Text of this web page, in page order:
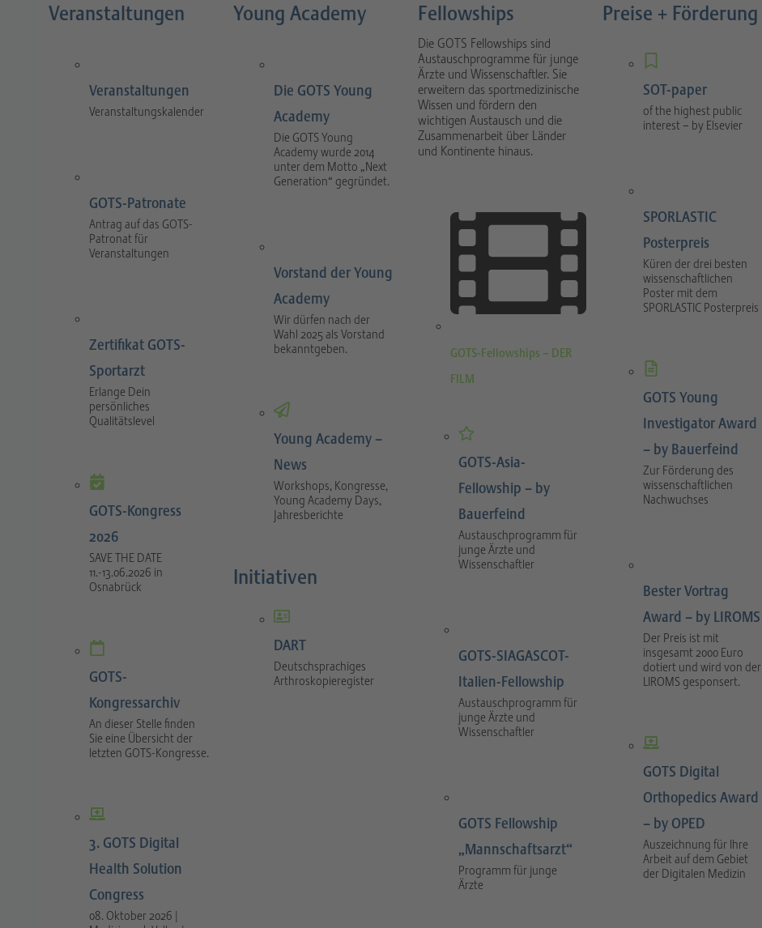
Veranstaltungen
Veranstaltungen
Veranstaltungskalender
GOTS-Patronate
Antrag auf das GOTS-
Patronat für
Veranstaltungen
Zertifikat GOTS-
Sportarzt
Erlange Dein
persönliches
Qualitätslevel
GOTS-Kongress
2026
SAVE THE DATE
11.-13.06.2026 in
Osnabrück
GOTS-
Kongressarchiv
An dieser Stelle finden
Sie eine Übersicht der
letzten GOTS-Kongresse.
3. GOTS Digital
Health Solution
Congress
08. Oktober 2026 |
Young Academy
Die GOTS Young
Academy
Die GOTS Young
Academy wurde 2014
unter dem Motto „Next
Generation“ gegründet.
Vorstand der Young
Academy
Wir dürfen nach der
Wahl 2025 als Vorstand
bekanntgeben.
Young Academy –
News
Workshops, Kongresse,
Young Academy Days,
Jahresberichte
Initiativen
DART
Deutschsprachiges
Arthroskopieregister
Fellowships
Die GOTS Fellowships sind
Austauschprogramme für junge
Ärzte und Wissenschaftler. Sie
erweitern das sportmedizinische
Wissen und fördern den
wichtigen Austausch und die
Zusammenarbeit über Länder
und Kontinente hinaus.
GOTS-Fellowships – DER
FILM
GOTS-Asia-
Fellowship – by
Bauerfeind
Austauschprogramm für
junge Ärzte und
Wissenschaftler
GOTS-SIAGASCOT-
Italien-Fellowship
Austauschprogramm für
junge Ärzte und
Wissenschaftler
GOTS Fellowship
„Mannschaftsarzt“
Programm für junge
Ärzte
Preise + Förderung
SOT-paper
of the highest public
interest – by Elsevier
SPORLASTIC
Posterpreis
Küren der drei besten
wissenschaftlichen
Poster mit dem
SPORLASTIC Posterpreis
GOTS Young
Investigator Award
– by Bauerfeind
Zur Förderung des
wissenschaftlichen
Nachwuchses
Bester Vortrag
Award – by LIROMS
Der Preis ist mit
insgesamt 2000 Euro
dotiert und wird von der
LIROMS gesponsert.
GOTS Digital
Orthopedics Award
– by OPED
Auszeichnung für Ihre
Arbeit auf dem Gebiet
der Digitalen Medizin